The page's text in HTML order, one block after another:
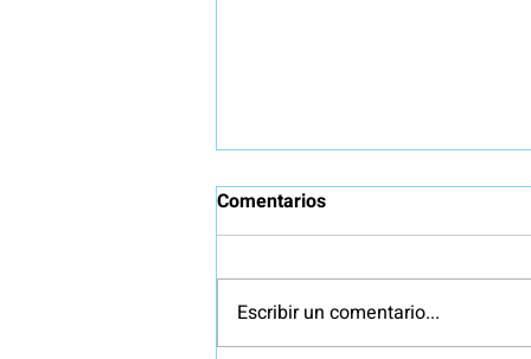
Comentarios
Escribir un comentario...